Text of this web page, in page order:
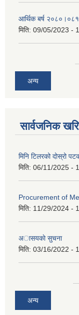
आर्थिक बर्ष
मिति: 09/05/2023 -
अन्य
सार्वजनिक
मिनि टिलरको दोस्रो
मिति: 06/11/2025 -
Procurement of
मिति: 11/29/2024 -
अासयकाे सुचना
मिति: 03/16/2022 -
अन्य